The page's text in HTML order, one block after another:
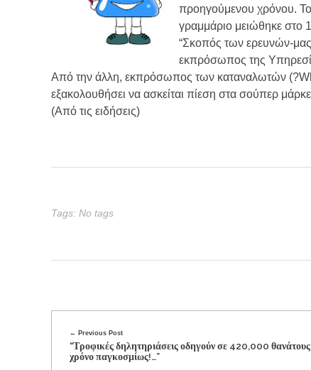
προηγούμενου χρόνου.
γραμμάριο μειώθηκε στο
“Σκοπός των ερευνών-
εκπρόσωπος της
Από την άλλη, εκπρόσωπος των καταναλωτών
εξακολουθήσει να ασκείται πίεση στα σούπερ
(Από τις ειδήσεις)
Tags: No tags
Previous Post
“Τροφικές δηλητηριάσεις οδηγούν σε 420,000
χρόνο παγκοσμίως!…”